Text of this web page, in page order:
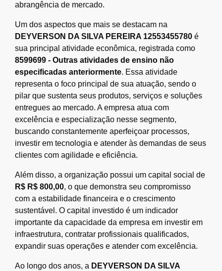
abrangência de mercado.
Um dos aspectos que mais se destacam na
DEYVERSON DA SILVA PEREIRA 12553455780 é
sua principal atividade econômica, registrada como
8599699 - Outras atividades de ensino não
especificadas anteriormente. Essa atividade
representa o foco principal de sua atuação, sendo o
pilar que sustenta seus produtos, serviços e soluções
entregues ao mercado. A empresa atua com
excelência e especialização nesse segmento,
buscando constantemente aperfeiçoar processos,
investir em tecnologia e atender às demandas de seus
clientes com agilidade e eficiência.
Além disso, a organização possui um capital social de
R$ R$ 800,00, o que demonstra seu compromisso
com a estabilidade financeira e o crescimento
sustentável. O capital investido é um indicador
importante da capacidade da empresa em investir em
infraestrutura, contratar profissionais qualificados,
expandir suas operações e atender com excelência.
Ao longo dos anos, a DEYVERSON DA SILVA